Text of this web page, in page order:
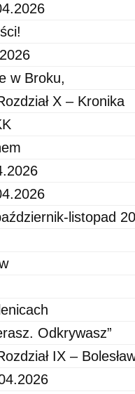
w Broku,
X – Kronika
listopad
Odkrywasz”
IX –